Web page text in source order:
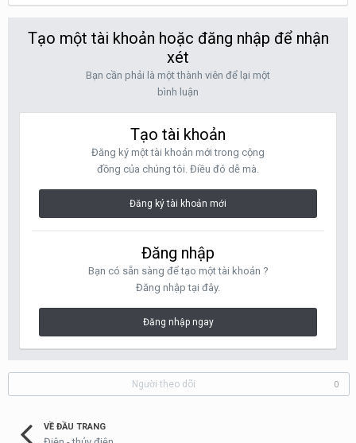
Tạo một tài khoản hoặc đăng nhập để nhận
xét
Bạn cần phải là một thành viên để lại một
bình luận
Tạo tài khoản
Đăng ký một tài khoản mới trong cộng
đồng của chúng tôi. Điều đó dễ mà.
Đăng ký tài khoản mới
Đăng nhập
Bạn có sẵn sàng để tạo một tài khoản ?
Đăng nhập tại đây.
Đăng nhập ngay
Người theo dõi 0
VỀ ĐẦU TRANG